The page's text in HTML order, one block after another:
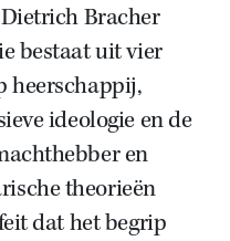
Bracher
bestaat uit vier
heerschappij,
ideologie en de
en
theorieën
dat het begrip